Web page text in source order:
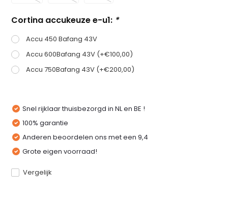
Cortina accukeuze e-u1: *
Accu 450 Bafang 43V
Accu 600Bafang 43V (+€100,00)
Accu 750Bafang 43V (+€200,00)
Snel rijklaar thuisbezorgd in NL en BE !
100% garantie
Anderen beoordelen ons met een 9,4
Grote eigen voorraad!
Vergelijk